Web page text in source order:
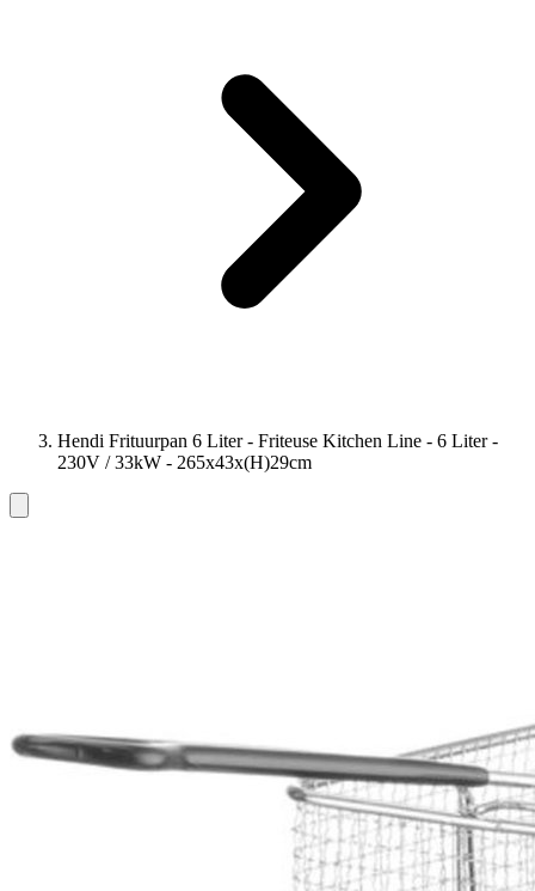
Hendi Frituurpan 6 Liter - Friteuse Kitchen Line - 6 Liter -
230V / 33kW - 265x43x(H)29cm